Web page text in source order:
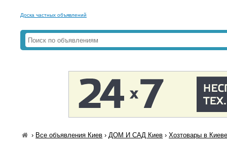
Доска частных объявлений
› Все объявления Киев ›ДОМ И САД Киев ›Хозтовары в